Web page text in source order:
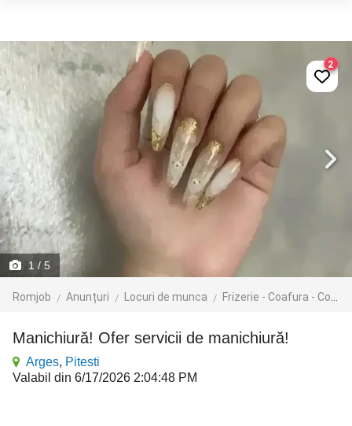
1 / 5
Romjob Anunțuri Locuri de munca Frizerie - Coafura - Cosmetica
2
Manichiură! Ofer servicii de manichiură!
Arges, Pitesti
Valabil din 6/17/2026 2:04:48 PM